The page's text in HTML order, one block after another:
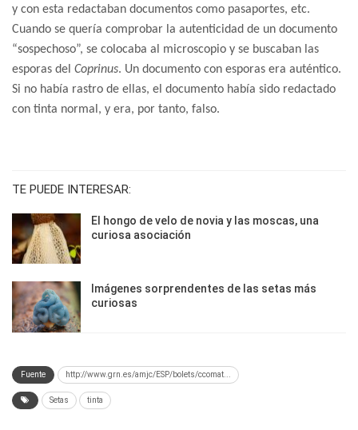
y con esta redactaban documentos como pasaportes, etc.
Cuando se quería comprobar la autenticidad de un documento
“sospechoso”, se colocaba al microscopio y se buscaban las
esporas del Coprinus. Un documento con esporas era auténtico.
Si no había rastro de ellas, el documento había sido redactado
con tinta normal, y era, por tanto, falso.
TE PUEDE INTERESAR:
El hongo de velo de novia y las moscas, una
curiosa asociación
Imágenes sorprendentes de las setas más
curiosas
Fuente http://www.grn.es/amjc/ESP/bolets/ccomat...
Setas tinta